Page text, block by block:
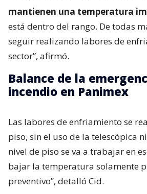
mantienen una temperatura
está dentro del rango. De todas
seguir realizando labores de
sector”, afirmó.
Balance de la
incendio en Panimex
Las labores de enfriamiento se
piso, sin el uso de la telescópica
nivel de piso se va a trabajar en
bajar la temperatura solamente
preventivo”, detalló Cid.